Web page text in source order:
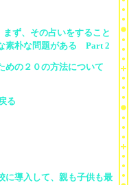
ず、その占いをすること
素朴な問題がある Part 2
めの２０の方法について
る
に導入して、親も子供も最